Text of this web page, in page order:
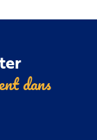
dans